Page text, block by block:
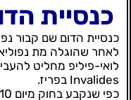
כנסיית
כנסיית הדום שם קבור
לאחר שהוגלה מת
Invalides בפריז.
כפי שנקבע בחוק מיום 10 ביוני 1840.